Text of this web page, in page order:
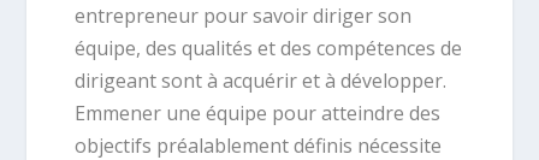
entrepreneur pour savoir diriger son
équipe, des qualités et des compétences de
dirigeant sont à acquérir et à développer.
Emmener une équipe pour atteindre des
objectifs préalablement définis nécessite